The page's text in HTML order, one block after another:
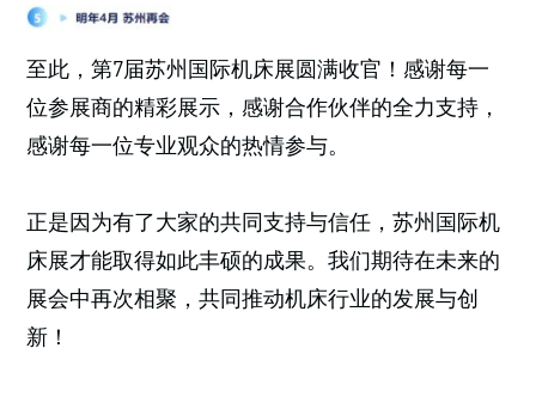
至此，第7届苏州国际机床展圆满收官！感谢每一
位参展商的精彩展示，感谢合作伙伴的全力支持，
感谢每一位专业观众的热情参与。
正是因为有了大家的共同支持与信任，苏州国际机
床展才能取得如此丰硕的成果。我们期待在未来的
展会中再次相聚，共同推动机床行业的发展与创
新！